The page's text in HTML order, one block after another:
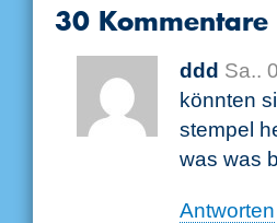
30 Kommentare
ddd Sa..
könnten
stempel
was was
Antworten